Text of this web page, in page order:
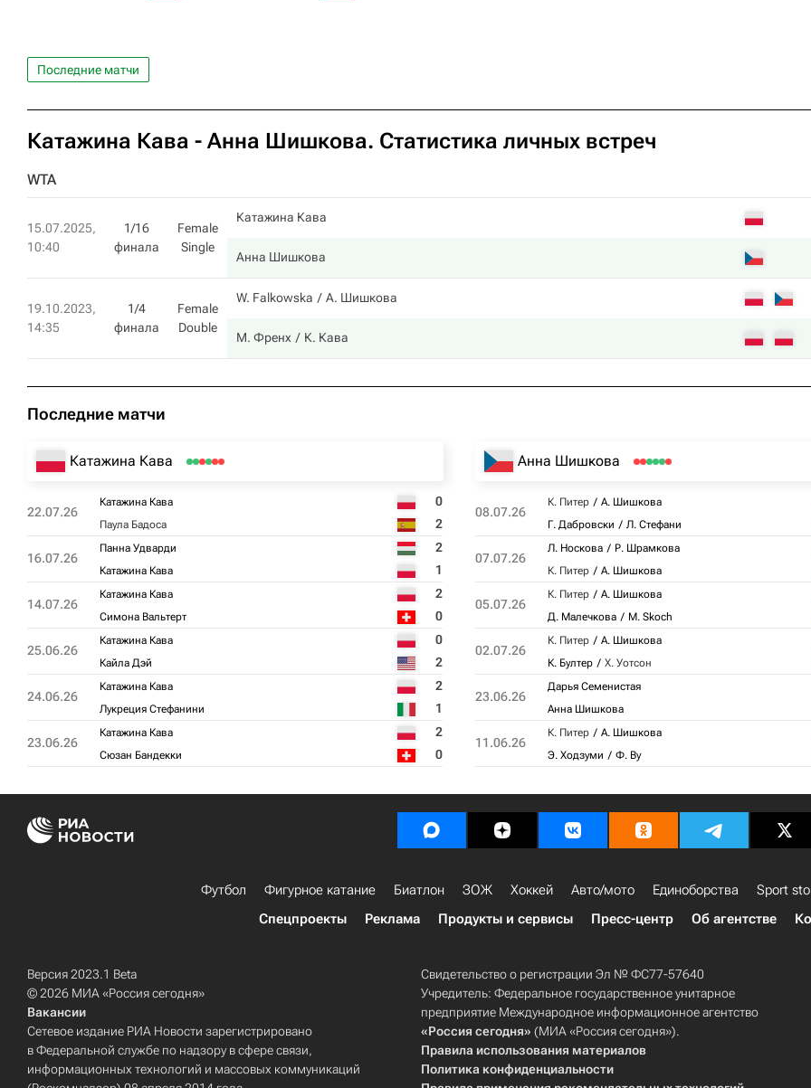
Последние матчи
Катажина Кава - Анна Шишкова. Статистика личных встреч
WTA
15.07.2025,
10:40
1/16
финала
Female
Single
Катажина Кава
Анна Шишкова
19.10.2023,
14:35
1/4
финала
Female
Double
W. Falkowska А. Шишкова
М. Френх К. Кава
Последние матчи
Катажина Кава
22.07.26
Катажина Кава 0
Паула Бадоса 2
16.07.26
Панна Удварди 2
Катажина Кава 1
14.07.26
Катажина Кава 2
Симона Вальтерт 0
25.06.26
Катажина Кава 0
Кайла Дэй 2
24.06.26
Катажина Кава 2
Лукреция Стефанини 1
23.06.26
Катажина Кава 2
Сюзан Бандекки 0
Анна Шишкова
08.07.26
К. Питер А. Шишкова
Г. Дабровски Л. Стефани
07.07.26
Л. Носкова Р. Шрамкова
К. Питер А. Шишкова
05.07.26
К. Питер А. Шишкова
Д. Малечкова M. Skoch
02.07.26
К. Питер А. Шишкова
К. Бултер Х. Уотсон
23.06.26
Дарья Семенистая
Анна Шишкова
11.06.26
К. Питер А. Шишкова
Э. Ходзуми Ф. Ву
Футбол Фигурное катание Биатлон ЗОЖ Хоккей Авто/мото Единоборства Sport
Спецпроекты
Реклама Продукты и сервисы Пресс-центр Об агентстве
Версия 2023.1 Beta
© 2026 МИА «Россия сегодня»
Вакансии
Сетевое издание РИА Новости зарегистрировано
в Федеральной службе по надзору в сфере связи,
информационных технологий и массовых коммуникаций
Свидетельство о регистрации Эл № ФС77-57640
Учредитель: Федеральное государственное унитарное
предприятие Международное информационное агентство
«Россия сегодня» (МИА «Россия сегодня»).
Правила использования материалов
Политика конфиденциальности